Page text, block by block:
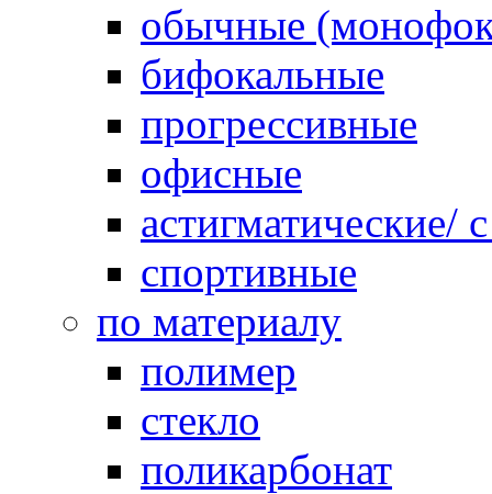
обычные
бифокальные
прогрессивные
офисные
астигматические/
спортивные
по материалу
полимер
стекло
поликарбонат